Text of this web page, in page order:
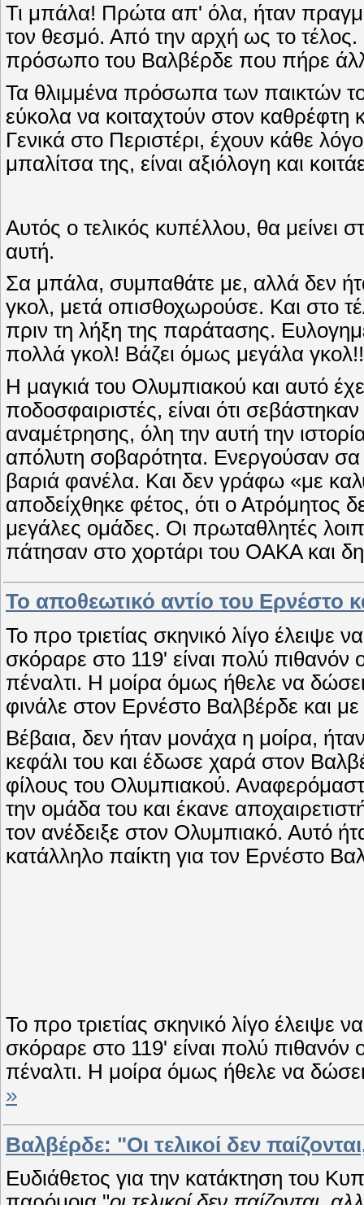
Τι μπάλα! Πρώτα απ' όλα, ήταν
τον θεσμό. Από την αρχή ως το
πρόσωπο του Βαλβέρδε που πήρε
Τα θλιμμένα πρόσωπα των παικτών
εύκολα να κοιταχτούν στον καθρέφτη
Γενικά στο Περιστέρι, έχουν κάθε
μπαλίτσα της, είναι αξιόλογη και
Αυτός ο τελικός κυπέλλου, θα μείνει
αυτή.
Σα μπάλα, συμπαθάτε με, αλλά δεν
γκολ, μετά οπισθοχωρούσε. Και στο
πριν τη λήξη της παράτασης.
πολλά γκολ! Βάζει όμως μεγάλα
Η μαγκιά του Ολυμπιακού και αυτό
ποδοσφαιριστές, είναι ότι
αναμέτρησης, όλη την αυτή την
απόλυτη σοβαρότητα. Ενεργούσαν
βαριά φανέλα. Και δεν γράφω «με
αποδείχθηκε φέτος, ότι ο Ατρόμητος
μεγάλες ομάδες. Οι πρωταθλητές
πάτησαν στο χορτάρι του ΟΑΚΑ και
Το αποθεωτικό αντίο του Ερνέστο
Το προ τριετίας σκηνικό λίγο
σκόραρε στο 119' είναι πολύ πιθανόν
πέναλτι. Η μοίρα όμως ήθελε να
φινάλε στον Ερνέστο Βαλβέρδε και με
Βέβαια, δεν ήταν μονάχα η μοίρα,
κεφάλι του και έδωσε χαρά στον
φίλους του Ολυμπιακού.
την ομάδα του και έκανε
τον ανέδειξε στον Ολυμπιακό. Αυτό
κατάλληλο παίκτη για τον Ερνέστο
Το προ τριετίας σκηνικό λίγο
σκόραρε στο 119' είναι πολύ πιθανόν
πέναλτι. Η μοίρα όμως ήθελε να
»
Βαλβέρδε: "Οι τελικοί δεν
Ευδιάθετος για την κατάκτηση του